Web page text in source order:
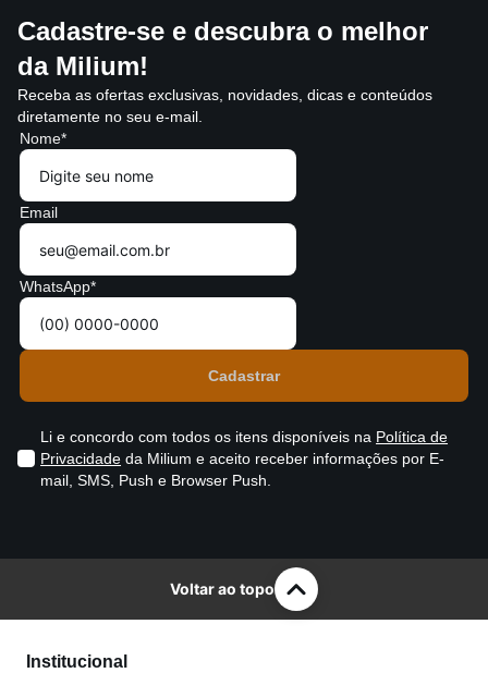
Cadastre-se e descubra o melhor
da Milium!
Receba as ofertas exclusivas, novidades, dicas e conteúdos
diretamente no seu e-mail.
Nome*
Email
WhatsApp*
Li e concordo com todos os itens disponíveis na Política de
Privacidade da Milium e aceito receber informações por E-
mail, SMS, Push e Browser Push.
Voltar ao topo
Institucional